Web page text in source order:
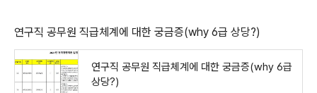
연구직 공무원 직급체계에 대한 궁금증(why 6급 상당?)
연구직 공무원 직급체계에 대한 궁금증(why 6급
상당?)